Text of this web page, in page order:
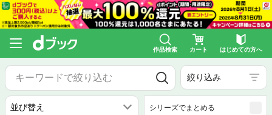
作品検索 カート はじめての方へ
絞り込み
シリーズでまとめる